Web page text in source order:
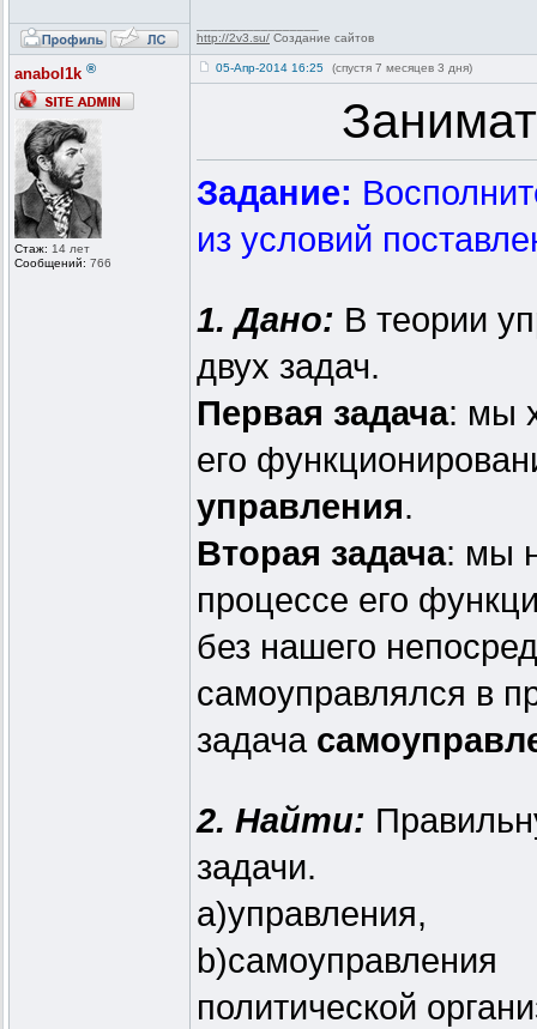
http://2v3.su/ Создание сайтов
anabol1k ®
Стаж: 14 лет
Сообщений: 766
05-Апр-2014 16:25 (спустя 7 месяцев 3 дня)
Задание:
из условий
1. Дано: В теории
двух задач.
Первая задача: мы
его
управления.
Вторая задача: мы
процессе его
без нашего
самоуправлялся в
задача
2. Найти:
задачи.
a)управления,
b)самоуправления
политической